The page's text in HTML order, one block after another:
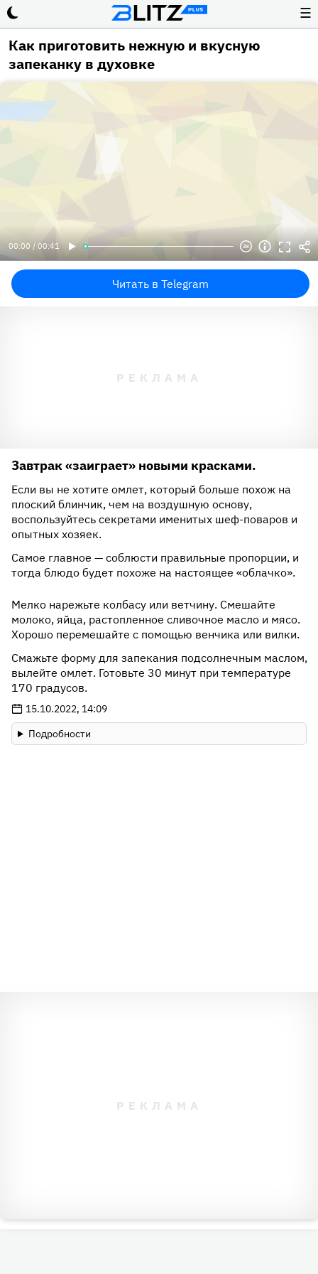
☰
Как приготовить нежную и вкусную
запеканку в духовке
00:00 / 00:41
Читать в Telegram
Завтрак «заиграет» новыми красками.
Если вы не хотите омлет, который больше похож на
плоский блинчик, чем на воздушную основу,
воспользуйтесь секретами именитых шеф-поваров и
опытных хозяек.
Самое главное — соблюсти правильные пропорции, и
тогда блюдо будет похоже на настоящее «облачко».
Потребуется:
4 куриных яйца;
220 мл молока;
100 г колбасы или ветчины;
30 г сливочного масла;
10 мл растительного масла;
соль, перец.
Мелко нарежьте колбасу или ветчину. Смешайте
молоко, яйца, растопленное сливочное масло и мясо.
Хорошо перемешайте с помощью венчика или вилки.
Смажьте форму для запекания подсолнечным маслом,
вылейте омлет. Готовьте 30 минут при температуре
170 градусов.
15.10.2022, 14:09
Подробности